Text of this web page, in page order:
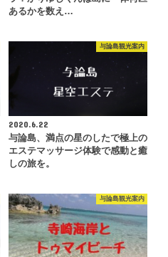
あるかを数え…
与論島観光案内
2020.6.22
与論島、満点の星のしたで極上の
エステマッサージ体験で感動と癒
しの旅を。
与論島観光案内